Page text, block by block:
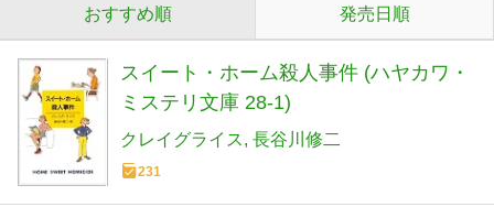
おすすめ順 発売日順
スイート・ホーム殺人事件 (ハヤカワ・
ミステリ文庫 28-1)
クレイグライス 長谷川修二
231